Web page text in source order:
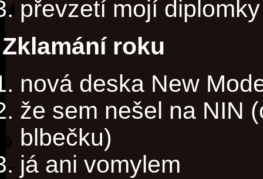
převzetí mojí diplomky
Zklamání roku
nová deska New
že sem nešel na NIN
blbečku)
já ani vomylem